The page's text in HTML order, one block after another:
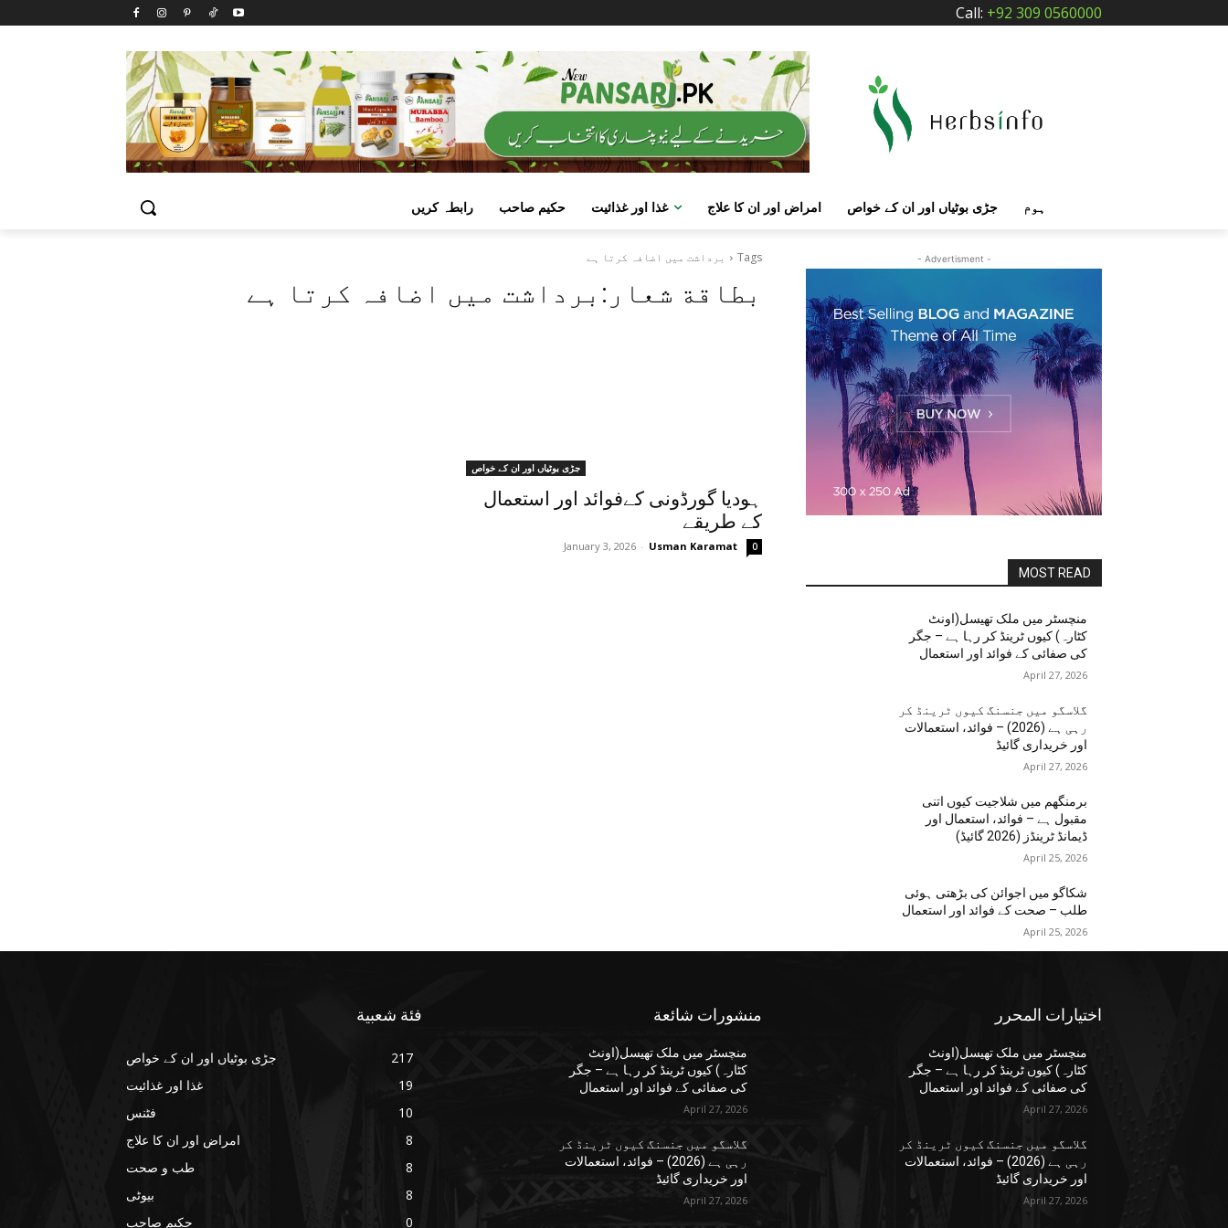
Call: +92 309 0560000
رابطہ کریں حکیم صاحب غذا اور غذائیت امراض اور ان کا علاج جڑی بوٹیاں اور ان کے خواص ہوم
Tags برداشت میں اضافہ کرتا ہے
بطاقة شعار: برداشت میں اضافہ کرتا ہے
جڑی بوٹیاں اور ان کے خواص
ہودیا گورڈونی کےفوائد اور استعمال
کے طریقے
Usman Karamat
-
January 3, 2026 0
- Advertisment -
MOST READ
منچسٹر میں ملک تھیسل(اونٹ
کٹارہ) کیوں ٹرینڈ کر رہا ہے – جگر
کی صفائی کے فوائد اور استعمال
April 27, 2026
گلاسگو میں جنسنگ کیوں ٹرینڈ کر
رہی ہے (2026) – فوائد، استعمالات
اور خریداری گائیڈ
April 27, 2026
برمنگھم میں شلاجیت کیوں اتنی
مقبول ہے – فوائد، استعمال اور
ڈیمانڈ ٹرینڈز (2026 گائیڈ)
April 25, 2026
شکاگو میں اجوائن کی بڑھتی ہوئی
طلب – صحت کے فوائد اور استعمال
April 25, 2026
اختيارات المحرر
منچسٹر میں ملک تھیسل(اونٹ
کٹارہ) کیوں ٹرینڈ کر رہا ہے – جگر
کی صفائی کے فوائد اور استعمال
April 27, 2026
گلاسگو میں جنسنگ کیوں ٹرینڈ کر
رہی ہے (2026) – فوائد، استعمالات
اور خریداری گائیڈ
April 27, 2026
منشورات شائعة
منچسٹر میں ملک تھیسل(اونٹ
کٹارہ) کیوں ٹرینڈ کر رہا ہے – جگر
کی صفائی کے فوائد اور استعمال
April 27, 2026
گلاسگو میں جنسنگ کیوں ٹرینڈ کر
رہی ہے (2026) – فوائد، استعمالات
اور خریداری گائیڈ
April 27, 2026
فئة شعبية
جڑی بوٹیاں اور ان کے خواص
217
غذا اور غذائیت
19
فٹنس
10
امراض اور ان کا علاج
8
طب و صحت
8
بیوٹی
8
حکیم صاحب
0